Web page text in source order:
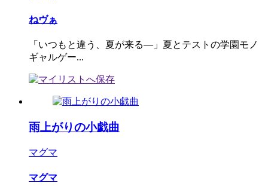
ねヴぁ
「いつもと違う、夏が来る―」夏とテストの学園モノ
ギャルゲー...
雨上がりの小戯曲
マグマ
マグマ